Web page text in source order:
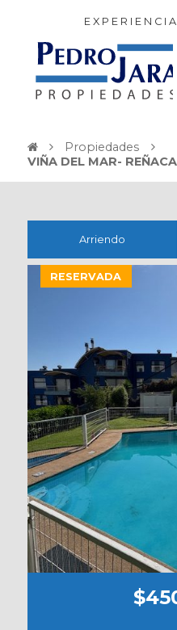
Propiedades
VIÑA DEL MAR-
Arriendo
RESERVADA